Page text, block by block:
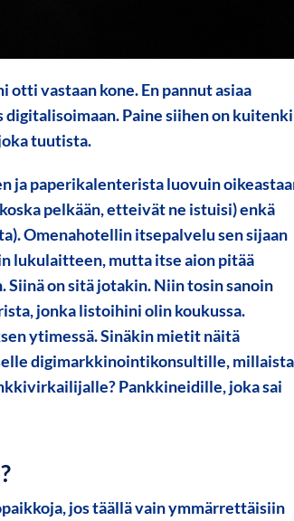
vastaan kone. En pannut asiaa
Paine siihen on
tuutista.
ja paperikalenterista luovuin
pelkään, etteivät ne istuisi) enkä
Omenahotellin itsepalvelu sen sijaan
lukulaitteen, mutta itse aion pitää
on sitä jotakin. Niin tosin sanoin
jonka listoihini olin koukussa.
ytimessä. Sinäkin mietit näitä
digimarkkinointikonsultille, millaista
Pankkineidille, joka sai
jos täällä vain ymmärrettäisiin